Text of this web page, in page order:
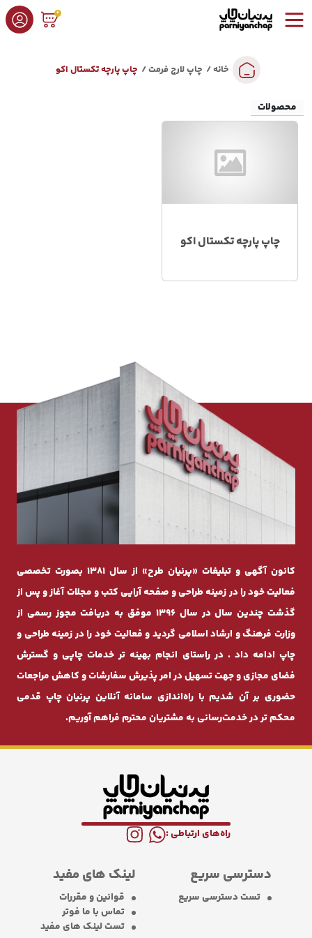
0
خانه چاپ لارج فرمت چاپ پارچه تکستال اکو
محصولات
چاپ پارچه تکستال اکو
کانون آگهی و تبلیغات «پرنیان طرح» از سال 1381 بصورت تخصصی
فعالیت خود را در زمینه طراحی و صفحه ‌آرایی کتب و مجلات آغاز و پس از
گذشت چندیـن سال در سال 1396 موفق به دریافت مجوز رسمی از
وزارت فرهنگ و ارشاد اسلامی گردید و فعالیت خود را در زمینه طراحی و
چاپ ادامه داد . در راستای انجام بهینه ‌تر خدمات چاپی و گسترش
فضای مجازی و جهت تسهیل در امر پذیرش سفارشات و کاهش مراجعات
حضوری بر آن شدیم با راه‌اندازی سامانه آنلاین پرنیان ‌چاپ قدمی
محکم ‌تر در خدمت‌رسانی به مشتریان محترم فراهم آوریم.
راه‌های ارتباطی :
دسترسی سریع
تست دسترسی سریع
لینک های مفید
قوانین و مقررات
تماس با ما فوتر
تست لینک های مفید